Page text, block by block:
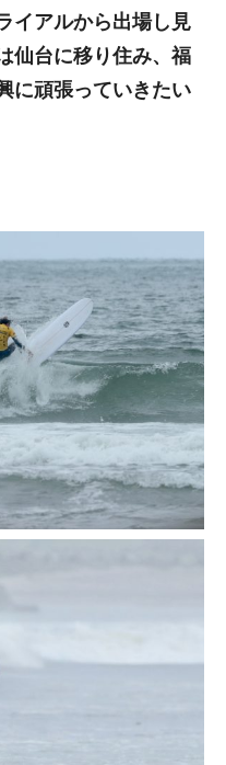
イアルから出場し見
仙台に移り住み、福
に頑張っていきたい